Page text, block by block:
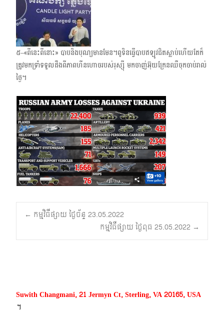
៥–«ពីនេះពីនោះ» បាប​និង​បុណ្យមានមែន។​​ពូទិនធ្វើបាប​ឥឡូវជិតស្លាប់ហើយតែក៏
ត្រូវមកទ្រាំទទួលដឹងពីភាពហីនហោចរបស់រុស្ស៊ី មកចាញ់អ៊ុយក្រែនឈឺចុកចាប់រាល់
ថ្ងៃ។
Post
navigation
← កម្មវិធីផ្សាយ ថ្ងៃច័ន្ទ 23.05.2022
កម្មវិធីផ្សាយ ថ្ងៃពុធ 25.05.2022 →
Suwith Changmani, 21 Jermyn Ct, Sterling, VA 20165, USA
។​